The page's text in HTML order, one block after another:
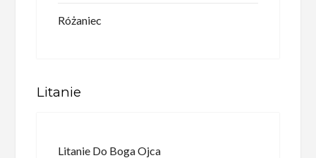
Różaniec
Litanie
Litanie Do Boga Ojca